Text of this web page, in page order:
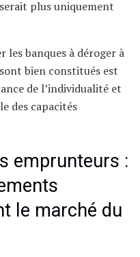
plus uniquement
banques à déroger à
bien constitués est
de l’individualité et
des capacités
emprunteurs :
le marché du